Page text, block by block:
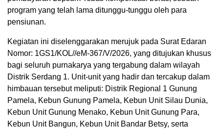
program yang telah lama ditunggu-tunggu oleh para
pensiunan.
Kegiatan ini diselenggarakan merujuk pada Surat Edaran
Nomor: 1GS1/KOL//eM-367/V/2026, yang ditujukan khusus
bagi seluruh purnakarya yang tergabung dalam wilayah
Distrik Serdang 1. Unit-unit yang hadir dan tercakup dalam
himbauan tersebut meliputi: Distrik Regional 1 Gunung
Pamela, Kebun Gunung Pamela, Kebun Unit Silau Dunia,
Kebun Unit Gunung Menako, Kebun Unit Gunung Para,
Kebun Unit Bangun, Kebun Unit Bandar Betsy, serta